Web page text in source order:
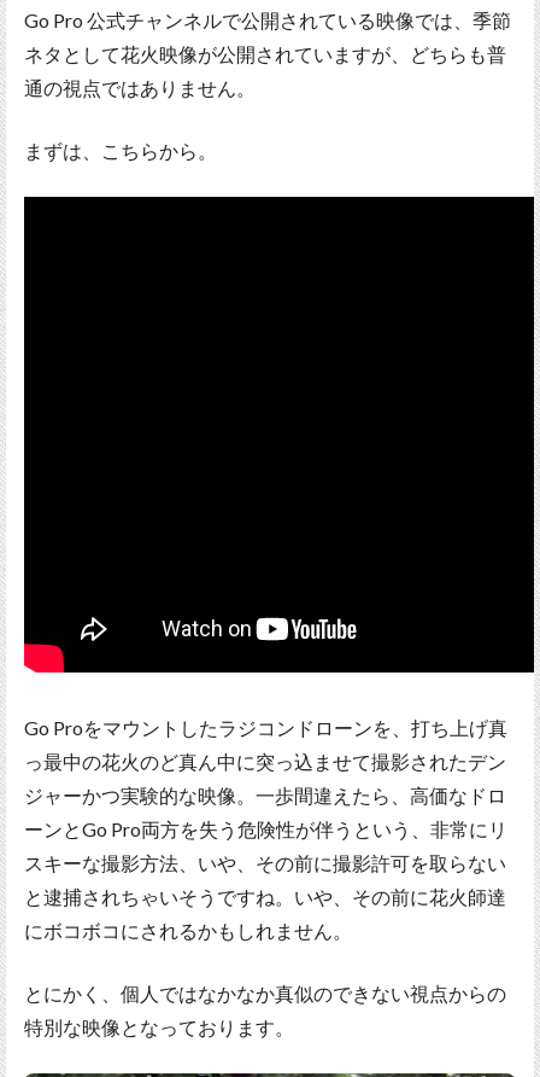
Go Pro 公式チャンネルで公開されている映像では、季節
ネタとして花火映像が公開されていますが、どちらも普
通の視点ではありません。
まずは、こちらから。
Go Proをマウントしたラジコンドローンを、打ち上げ真
っ最中の花火のど真ん中に突っ込ませて撮影されたデン
ジャーかつ実験的な映像。一歩間違えたら、高価なドロ
ーンとGo Pro両方を失う危険性が伴うという、非常にリ
スキーな撮影方法、いや、その前に撮影許可を取らない
と逮捕されちゃいそうですね。いや、その前に花火師達
にボコボコにされるかもしれません。
とにかく、個人ではなかなか真似のできない視点からの
特別な映像となっております。